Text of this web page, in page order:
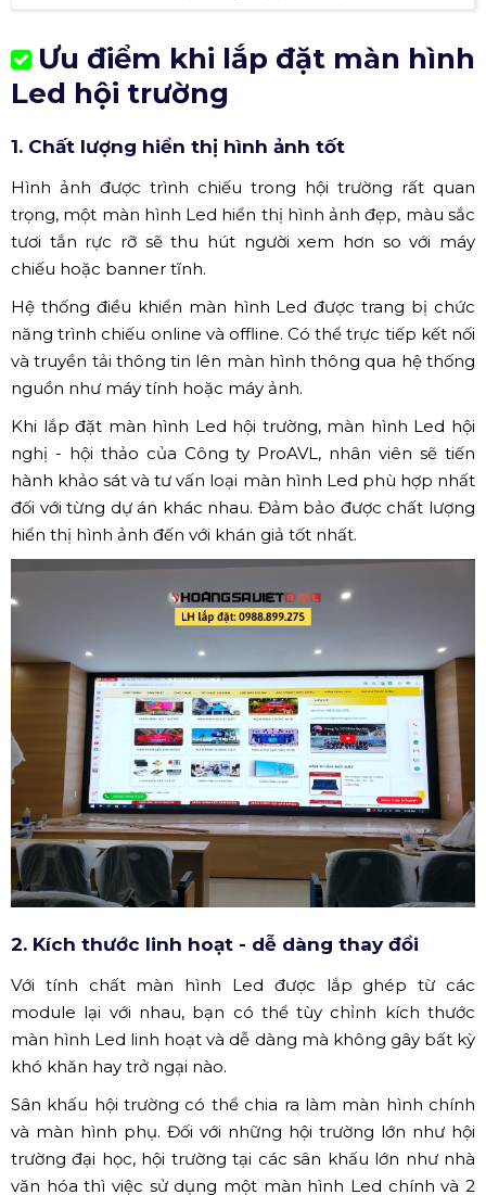
Ưu điểm khi lắp đặt màn hình
Led hội trường
1. Chất lượng hiển thị hình ảnh tốt
Hình ảnh được trình chiếu trong hội trường rất quan
trọng, một màn hình Led hiển thị hình ảnh đẹp, màu sắc
tươi tắn rực rỡ sẽ thu hút người xem hơn so với máy
chiếu hoặc banner tĩnh.
Hệ thống điều khiển màn hình Led được trang bị chức
năng trình chiếu online và offline. Có thể trực tiếp kết nối
và truyền tải thông tin lên màn hình thông qua hệ thống
nguồn như máy tính hoặc máy ảnh.
Khi lắp đặt màn hình Led hội trường, màn hình Led hội
nghị - hội thảo của Công ty ProAVL, nhân viên sẽ tiến
hành khảo sát và tư vấn loại màn hình Led phù hợp nhất
đối với từng dự án khác nhau. Đảm bảo được chất lượng
hiển thị hình ảnh đến với khán giả tốt nhất.
2. Kích thước linh hoạt - dễ dàng thay đổi
Với tính chất màn hình Led được lắp ghép từ các
module lại với nhau, bạn có thể tùy chỉnh kích thước
màn hình Led linh hoạt và dễ dàng mà không gây bất kỳ
khó khăn hay trở ngại nào.
Sân khấu hội trường có thể chia ra làm màn hình chính
và màn hình phụ. Đối với những hội trường lớn như hội
trường đại học, hội trường tại các sân khấu lớn như nhà
văn hóa thì việc sử dụng một màn hình Led chính và 2